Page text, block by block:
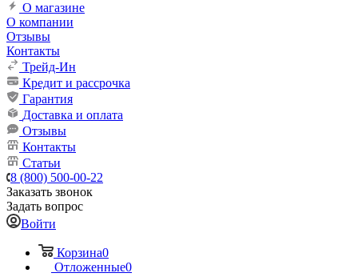
О магазине
О компании
Отзывы
Контакты
Трейд-Ин
Кредит и рассрочка
Гарантия
Доставка и оплата
Отзывы
Контакты
Статьи
8 (800) 500-00-22
Заказать звонок
Задать вопрос
Войти
Корзина0
Отложенные0